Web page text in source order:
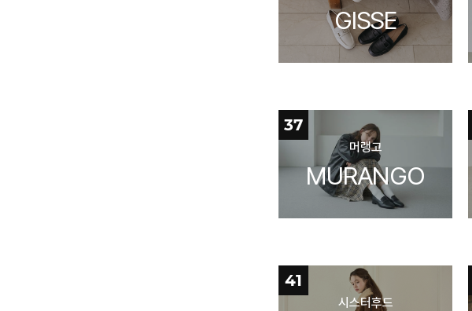
GISSE
37
머랭고
MURANGO
41
시스터후드